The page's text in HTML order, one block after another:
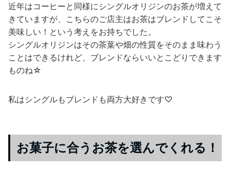
近年はコーヒーと同様にシングルオリジンのお茶が増えて
きていますが、こちらのご店主はお茶はブレンドしてこそ
美味しい！という考えをお持ちでした。
シングルオリジンはその茶葉や畑の性質をそのまま味わう
ことはできるけれど、ブレンドならいいとこどりできます
ものね☆
私はシングルもブレンドも両方大好きです♡
お菓子に合うお茶を選んでくれる！